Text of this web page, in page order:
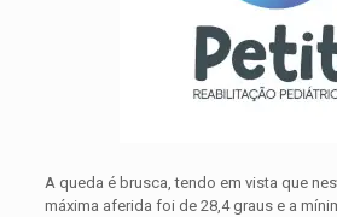
A queda é brusca, tendo em vista que
máxima aferida foi de 28,4 graus e a